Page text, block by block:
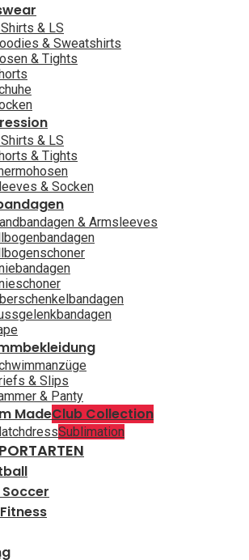
& LS
& Sweatshirts
& Tights
& LS
& Tights
& Socken
& Armsleeves
& Slips
& Panty
MadeClub Collection
Sublimation